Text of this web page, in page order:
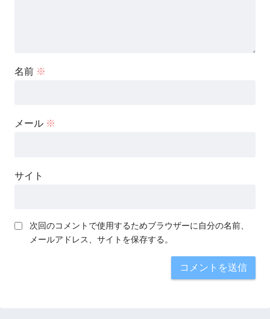
名前 ※
メール ※
サイト
次回のコメントで使用するためブラウザーに自分の名前、
メールアドレス、サイトを保存する。